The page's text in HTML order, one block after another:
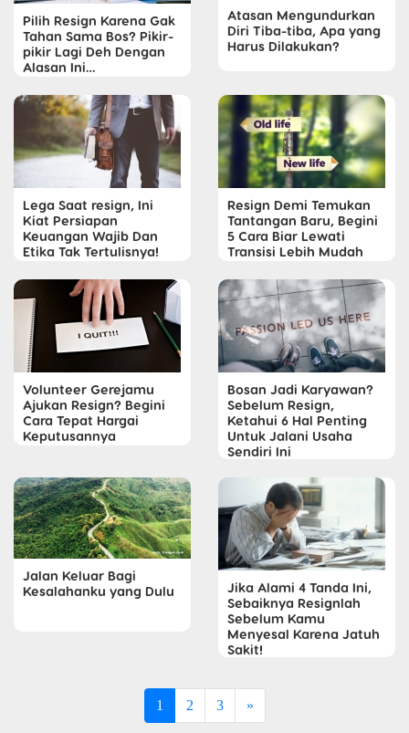
Pilih Resign Karena Gak
Tahan Sama Bos? Pikir-
pikir Lagi Deh Dengan
Alasan Ini…
Atasan Mengundurkan
Diri Tiba-tiba, Apa yang
Harus Dilakukan?
Lega Saat resign, Ini
Kiat Persiapan
Keuangan Wajib Dan
Etika Tak Tertulisnya!
Resign Demi Temukan
Tantangan Baru, Begini
5 Cara Biar Lewati
Transisi Lebih Mudah
Volunteer Gerejamu
Ajukan Resign? Begini
Cara Tepat Hargai
Keputusannya
Bosan Jadi Karyawan?
Sebelum Resign,
Ketahui 6 Hal Penting
Untuk Jalani Usaha
Sendiri Ini
Jalan Keluar Bagi
Kesalahanku yang Dulu
Jika Alami 4 Tanda Ini,
Sebaiknya Resignlah
Sebelum Kamu
Menyesal Karena Jatuh
Sakit!
1 2 3 »